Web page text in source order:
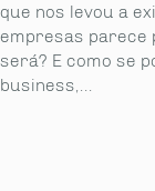
que nos levou a
empresas parece
será? E como se
business,...